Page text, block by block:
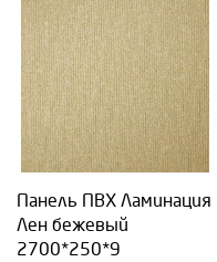
Панель ПВХ Ламинация
Лен бежевый
2700*250*9
Выберите количество:
Продолжить
Отмена